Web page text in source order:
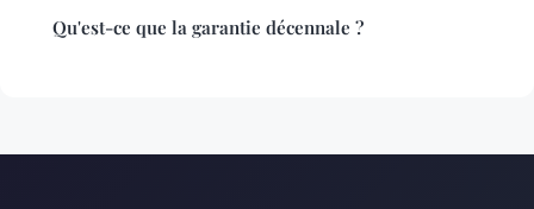
Qu'est-ce que la garantie décennale ?